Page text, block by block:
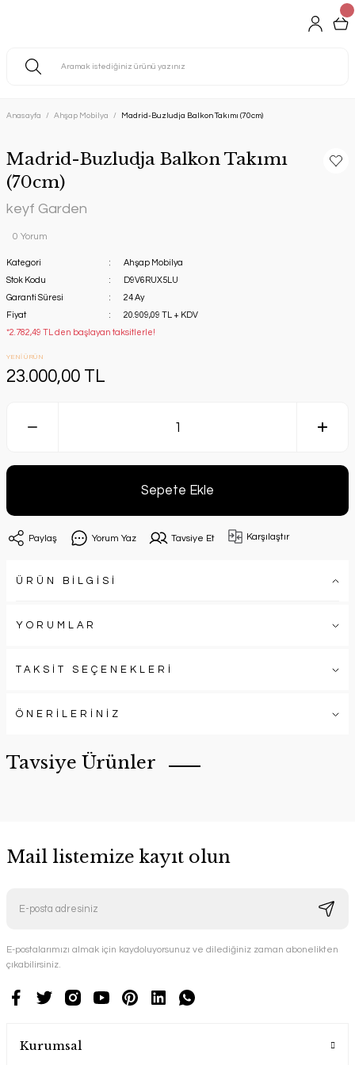
Anasayfa Ahşap Mobilya Madrid-Buzludja Balkon Takımı (70cm)
Madrid-Buzludja Balkon Takımı
(70cm)
keyf Garden
0 Yorum
Kategori
Ahşap Mobilya
Stok Kodu
D9V6RUX5LU
Garanti Süresi
24 Ay
Fiyat
20.909,09 TL + KDV
*2.782,49 TL den başlayan taksitlerle!
YENİ ÜRÜN
23.000,00 TL
Sepete Ekle
Paylaş Yorum Yaz Tavsiye Et Karşılaştır
ÜRÜN BİLGİSİ
YORUMLAR
TAKSİT SEÇENEKLERİ
ÖNERİLERİNİZ
Tavsiye Ürünler
YENİ ÜRÜN
keyf Garden
Mail listemize kayıt olun
E-postalarımızı almak için kaydoluyorsunuz ve dilediğiniz zaman abonelikten
çıkabilirsiniz.
Kurumsal